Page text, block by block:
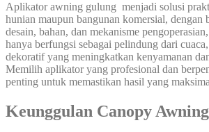
Aplikator awning gulung menjadi solusi
hunian maupun bangunan komersial, dengan
desain, bahan, dan mekanisme
hanya berfungsi sebagai pelindung dari
dekoratif yang meningkatkan kenyamanan
Memilih aplikator yang profesional dan
penting untuk memastikan hasil yang
Keunggulan Canopy